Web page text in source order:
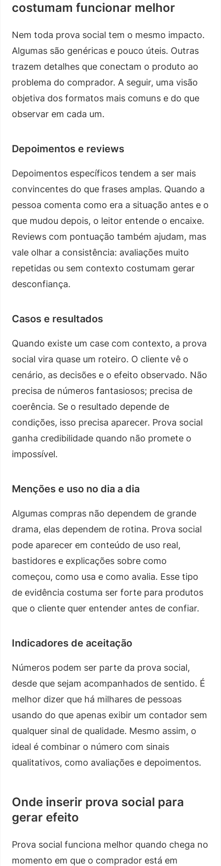
costumam funcionar melhor
Nem toda prova social tem o mesmo impacto.
Algumas são genéricas e pouco úteis. Outras
trazem detalhes que conectam o produto ao
problema do comprador. A seguir, uma visão
objetiva dos formatos mais comuns e do que
observar em cada um.
Depoimentos e reviews
Depoimentos específicos tendem a ser mais
convincentes do que frases amplas. Quando a
pessoa comenta como era a situação antes e o
que mudou depois, o leitor entende o encaixe.
Reviews com pontuação também ajudam, mas
vale olhar a consistência: avaliações muito
repetidas ou sem contexto costumam gerar
desconfiança.
Casos e resultados
Quando existe um case com contexto, a prova
social vira quase um roteiro. O cliente vê o
cenário, as decisões e o efeito observado. Não
precisa de números fantasiosos; precisa de
coerência. Se o resultado depende de
condições, isso precisa aparecer. Prova social
ganha credibilidade quando não promete o
impossível.
Menções e uso no dia a dia
Algumas compras não dependem de grande
drama, elas dependem de rotina. Prova social
pode aparecer em conteúdo de uso real,
bastidores e explicações sobre como
começou, como usa e como avalia. Esse tipo
de evidência costuma ser forte para produtos
que o cliente quer entender antes de confiar.
Indicadores de aceitação
Números podem ser parte da prova social,
desde que sejam acompanhados de sentido. É
melhor dizer que há milhares de pessoas
usando do que apenas exibir um contador sem
qualquer sinal de qualidade. Mesmo assim, o
ideal é combinar o número com sinais
qualitativos, como avaliações e depoimentos.
Onde inserir prova social para
gerar efeito
Prova social funciona melhor quando chega no
momento em que o comprador está em